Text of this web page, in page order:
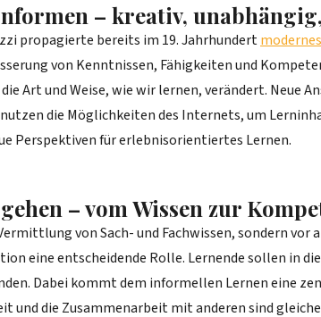
– kreativ,
propagierte bereits im 19. Jahrhundert
von Kenntnissen, Fähigkeiten und
Art und Weise, wie wir lernen, verändert. Neue
die Möglichkeiten des Internets, um
Perspektiven für erlebnisorientiertes Lernen.
– vom Wissen zur
von Sach- und Fachwissen, sondern
eine entscheidende Rolle. Lernende sollen in
Dabei kommt dem informellen Lernen eine
und die Zusammenarbeit mit anderen sind